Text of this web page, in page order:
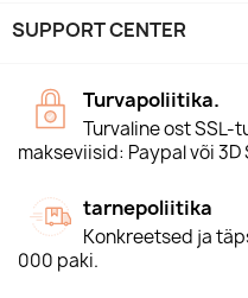
SUPPORT CENTER
Turvapoliitika.
Turvaline ost
makseviisid: Paypal või 3D
tarnepoliitika
Konkreetsed ja
000 paki.